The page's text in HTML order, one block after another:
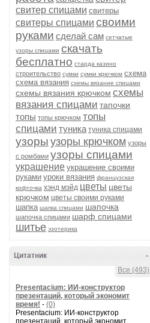
свитер спицами свитеры
свитеры спицами своими
руками сделай сам сетчатые
узоры спицами скачать
бесплатно старда казино
строительство сумки сумки крючком схема
схема вязания схемы вязание спицами
схемы вязания крючком схемы
вязания спицами тапочки
топы топы крючком топы
спицами туника туника спицами
узоры узоры крючком узоры
с ромбами узоры спицами
украшение украшение своими
руками уроки вязания французская
кофточка хэнд мэйд цветы цветы
крючком цветы своими руками
шапка шапка спицами шапочка
шапочка спицами шарф спицами
шитье эзотерика
-
Цитатник
Все (493)
Presentacium: ИИ‑конструктор
презентаций, который экономит
время! - (0)
Presentacium: ИИ‑конструктор
презентаций, который экономит